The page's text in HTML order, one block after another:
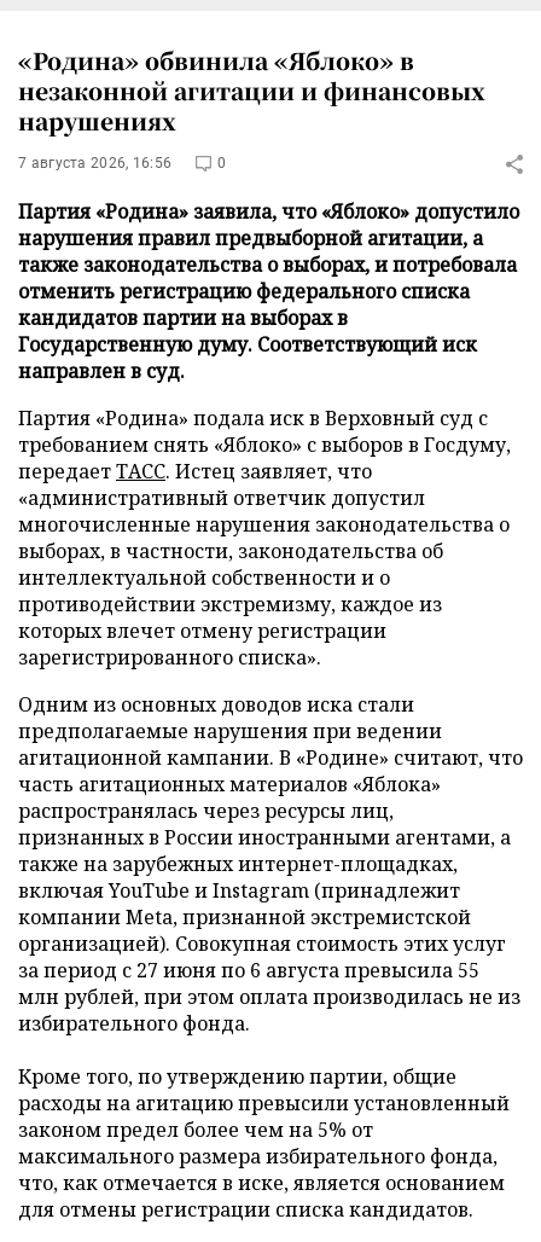
«Родина» обвинила «Яблоко» в
незаконной агитации и финансовых
нарушениях
7 августа 2026, 16:56 0
Партия «Родина» заявила, что «Яблоко» допустило
нарушения правил предвыборной агитации, а
также законодательства о выборах, и потребовала
отменить регистрацию федерального списка
кандидатов партии на выборах в
Государственную думу. Соответствующий иск
направлен в суд.
Партия «Родина» подала иск в Верховный суд с
требованием снять «Яблоко» с выборов в Госдуму,
передаетТАСС. Истец заявляет, что
«административный ответчик допустил
многочисленные нарушения законодательства о
выборах, в частности, законодательства об
интеллектуальной собственности и о
противодействии экстремизму, каждое из
которых влечет отмену регистрации
зарегистрированного списка».
Одним из основных доводов иска стали
предполагаемые нарушения при ведении
агитационной кампании. В «Родине» считают, что
часть агитационных материалов «Яблока»
распространялась через ресурсы лиц,
признанных в России иностранными агентами, а
также на зарубежных интернет-площадках,
включая YouTube и Instagram (принадлежит
компании Meta, признанной экстремистской
организацией). Совокупная стоимость этих услуг
за период с 27 июня по 6 августа превысила 55
млн рублей, при этом оплата производилась не из
избирательного фонда.
Кроме того, по утверждению партии, общие
расходы на агитацию превысили установленный
законом предел более чем на 5% от
максимального размера избирательного фонда,
что, как отмечается в иске, является основанием
для отмены регистрации списка кандидатов.